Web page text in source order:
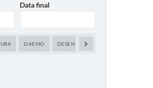
Data final
DAEMO DESENVOLVIMENTO ECONÔMICO